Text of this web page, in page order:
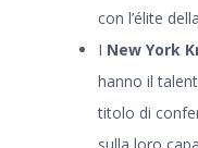
con l’élite
I New York
hanno il
titolo di